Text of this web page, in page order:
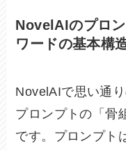
NovelAIのプロ
ワードの基本構
NovelAIで思い通
プロンプトの「骨
です。プロンプト